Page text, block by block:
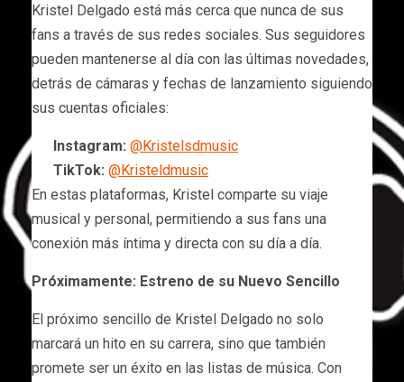
Kristel Delgado está más cerca que nunca de sus
fans a través de sus redes sociales. Sus seguidores
pueden mantenerse al día con las últimas novedades,
detrás de cámaras y fechas de lanzamiento siguiendo
sus cuentas oficiales:
Instagram: @Kristelsdmusic
TikTok: @Kristeldmusic
En estas plataformas, Kristel comparte su viaje
musical y personal, permitiendo a sus fans una
conexión más íntima y directa con su día a día.
Próximamente: Estreno de su Nuevo Sencillo
El próximo sencillo de Kristel Delgado no solo
marcará un hito en su carrera, sino que también
promete ser un éxito en las listas de música. Con